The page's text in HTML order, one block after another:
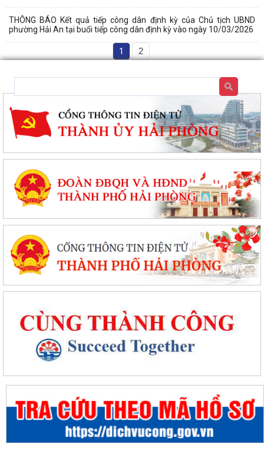
THÔNG BÁO Kết quả tiếp công dân định kỳ của Chủ tịch UBND
phường Hải An tại buổi tiếp công dân định kỳ vào ngày 10/03/2026
1 2